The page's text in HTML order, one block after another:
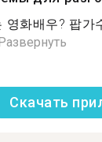
영화배우? 팝가
Скачать